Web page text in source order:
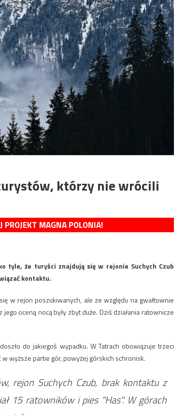
którzy nie wrócili
PROJEKT MAGNA POLONIA!
tyle, że turyści znajdują się w rejonie Suchych Czub
kontaktu.
w rejon poszukiwanych, ale ze względu na gwałtownie
oceną nocą były zbyt duże. Dziś działania ratownicze
do jakiegoś wypadku. W Tatrach obowiązuje trzeci
wyższe partie gór, powyżej górskich schronisk.
rejon Suchych Czub, brak kontaktu z
15 ratowników i pies "Has". W górach